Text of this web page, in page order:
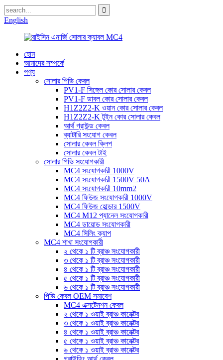
English
হোম
আমাদের সম্পর্কে
পণ্য
সোলার পিভি কেবল
PV1-F সিঙ্গেল কোর সোলার কেবল
PV1-F ডাবল কোর সোলার কেবল
H1Z2Z2-K ওয়ান কোর সোলার কেবল
H1Z2Z2-K টুইন কোর সোলার কেবল
আর্থ গ্রাউন্ড কেবল
ব্যাটারি সংযোগ কেবল
সোলার কেবল ক্লিপ
সোলার কেবল টাই
সোলার পিভি সংযোগকারী
MC4 সংযোগকারী 1000V
MC4 সংযোগকারী 1500V 50A
MC4 সংযোগকারী 10mm2
MC4 ফিউজ সংযোগকারী 1000V
MC4 ফিউজ হোল্ডার 1500V
MC4 M12 প্যানেল সংযোগকারী
MC4 ডায়োড সংযোগকারী
MC4 সিলিং ক্যাপ
MC4 শাখা সংযোগকারী
২ থেকে ১ টি ব্রাঞ্চ সংযোগকারী
৩ থেকে ১ টি ব্রাঞ্চ সংযোগকারী
৪ থেকে ১ টি ব্রাঞ্চ সংযোগকারী
৫ থেকে ১ টি ব্রাঞ্চ সংযোগকারী
৬ থেকে ১ টি ব্রাঞ্চ সংযোগকারী
পিভি কেবল OEM সমাবেশ
MC4 এক্সটেনশন কেবল
২ থেকে ১ ওয়াই ব্রাঞ্চ কানেক্টর
৩ থেকে ১ ওয়াই ব্রাঞ্চ কানেক্টর
৪ থেকে ১ ওয়াই ব্রাঞ্চ কানেক্টর
৫ থেকে ১ ওয়াই ব্রাঞ্চ কানেক্টর
৬ থেকে ১ ওয়াই ব্রাঞ্চ কানেক্টর